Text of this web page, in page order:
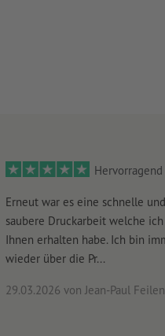
Hervorragend
Erneut war es eine schnelle und
saubere Druckarbeit welche
Ihnen erhalten habe. Ich bin
wieder über die Pr...
29.03.2026 von Jean-Paul Feilen